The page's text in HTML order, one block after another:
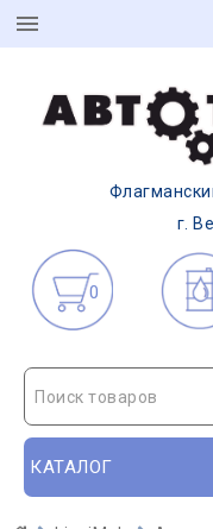
г.
0
Поиск товаров
КАТАЛОГ